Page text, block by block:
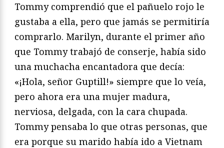
Tommy comprendió que el pañuelo rojo le
gustaba a ella, pero que jamás se permitiría
comprarlo. Marilyn, durante el primer año
que Tommy trabajó de conserje, había sido
una muchacha encantadora que decía:
«¡Hola, señor Guptill!» siempre que lo veía,
pero ahora era una mujer madura,
nerviosa, delgada, con la cara chupada.
Tommy pensaba lo que otras personas, que
era porque su marido había ido a Vietnam